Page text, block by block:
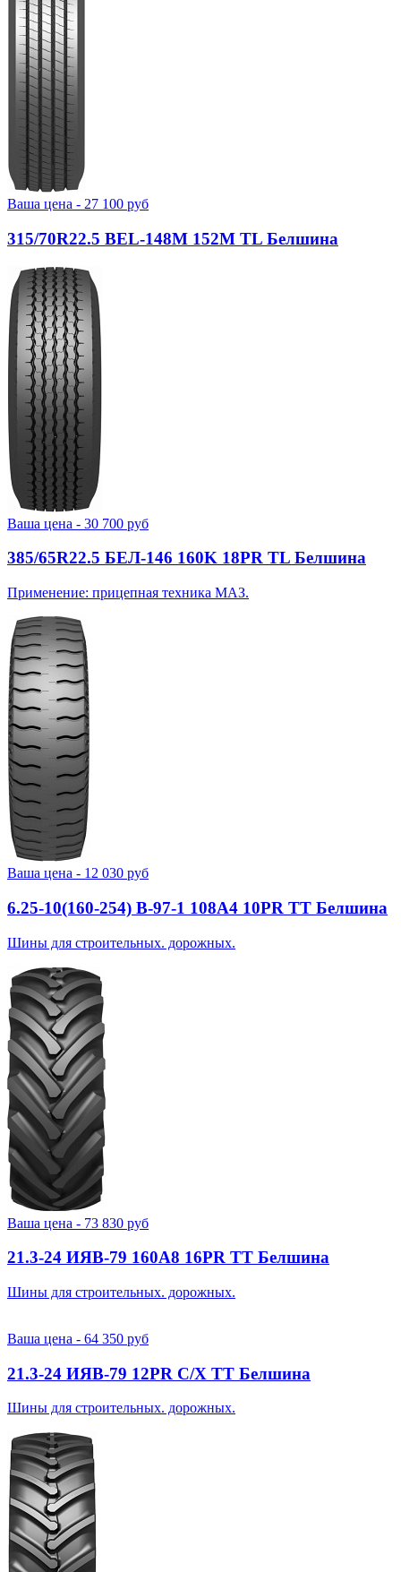
Ваша цена - 27 100 руб
315/70R22.5 BEL-148М 152M TL Белшина
Ваша цена - 30 700 руб
385/65R22.5 БЕЛ-146 160K 18PR TL Белшина
Применение: прицепная техника МАЗ.
Ваша цена - 12 030 руб
6.25-10(160-254) В-97-1 108A4 10PR TT Белшина
Шины для строительных. дорожных.
Ваша цена - 73 830 руб
21.3-24 ИЯВ-79 160A8 16PR TT Белшина
Шины для строительных. дорожных.
Ваша цена - 64 350 руб
21.3-24 ИЯВ-79 12PR С/Х TT Белшина
Шины для строительных. дорожных.